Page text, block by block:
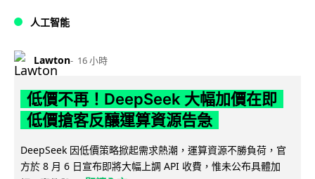
人工智能
Lawton 16 小時
低價不再！DeepSeek 大幅加價在即
低價搶客反釀運算資源告急
DeepSeek 因低價策略掀起需求熱潮，運算資源不勝負荷，官
方於 8 月 6 日宣布即將大幅上調 API 收費，惟未公布具體加